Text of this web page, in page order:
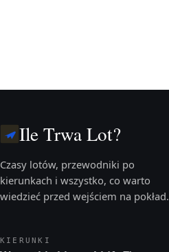
Ile Trwa Lot?
Czasy lotów, przewodniki po
kierunkach i wszystko, co warto
wiedzieć przed wejściem na pokład.
KIERUNKI